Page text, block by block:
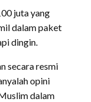
juta yang
dalam paket
dingin.
secara resmi
opini
dalam